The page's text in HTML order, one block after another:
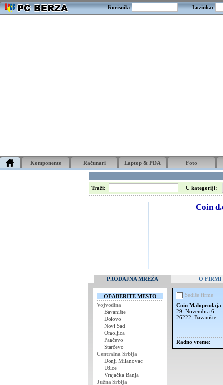
Korisnik: Lozinka:
Komponente Računari Laptop & PDA Foto
Traži: U kategoriji:
Coin
PRODAJNA MREŽA O FIRMI
ODABERITE MESTO
Vojvodina
Bavanište
Dolovo
Novi Sad
Omoljica
Pančevo
Starčevo
Centralna Srbija
Donji Milanovac
Užice
Vrnjačka Banja
Južna Srbija
Sediše firme
Coin Maloprodaja
29. Novembra 6
26222, Bavanište
Radno vreme: